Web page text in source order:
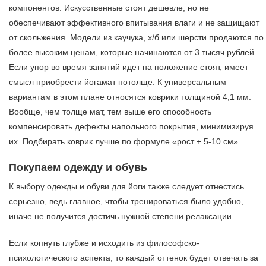
компонентов. Искусственные стоят дешевле, но не
обеспечивают эффективного впитывания влаги и не защищают
от скольжения. Модели из каучука, х/б или шерсти продаются по
более высоким ценам, которые начинаются от 3 тысяч рублей.
Если упор во время занятий идет на положение стоят, имеет
смысл приобрести йогамат потолще. К универсальным
вариантам в этом плане относятся коврики толщиной 4,1 мм.
Вообще, чем толще мат, тем выше его способность
компенсировать дефекты напольного покрытия, минимизируя
их. Подбирать коврик лучше по формуле «рост + 5-10 см».
Покупаем одежду и обувь
К выбору одежды и обуви для йоги также следует отнестись
серьезно, ведь главное, чтобы тренироваться было удобно,
иначе не получится достичь нужной степени релаксации.
Если копнуть глубже и исходить из философско-
психологического аспекта, то каждый оттенок будет отвечать за